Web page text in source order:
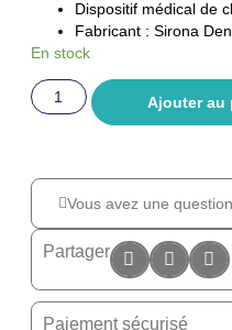
Dispositif médical de
Fabricant : Sirona
En stock
Ajouter au
Vous avez une
Partager
Paiement sécurisé